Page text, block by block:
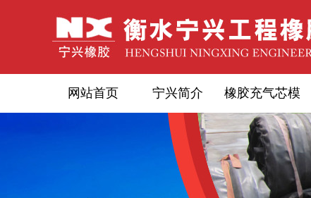
网站首页 宁兴简介 橡胶充气芯模